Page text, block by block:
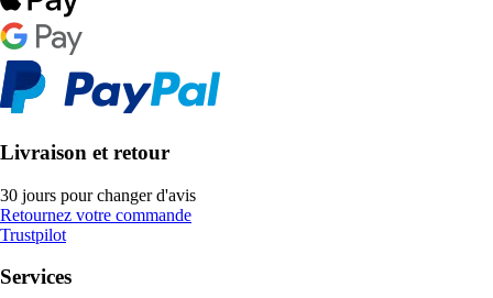
Livraison et retour
30 jours pour changer d'avis
Retournez votre commande
Trustpilot
Services